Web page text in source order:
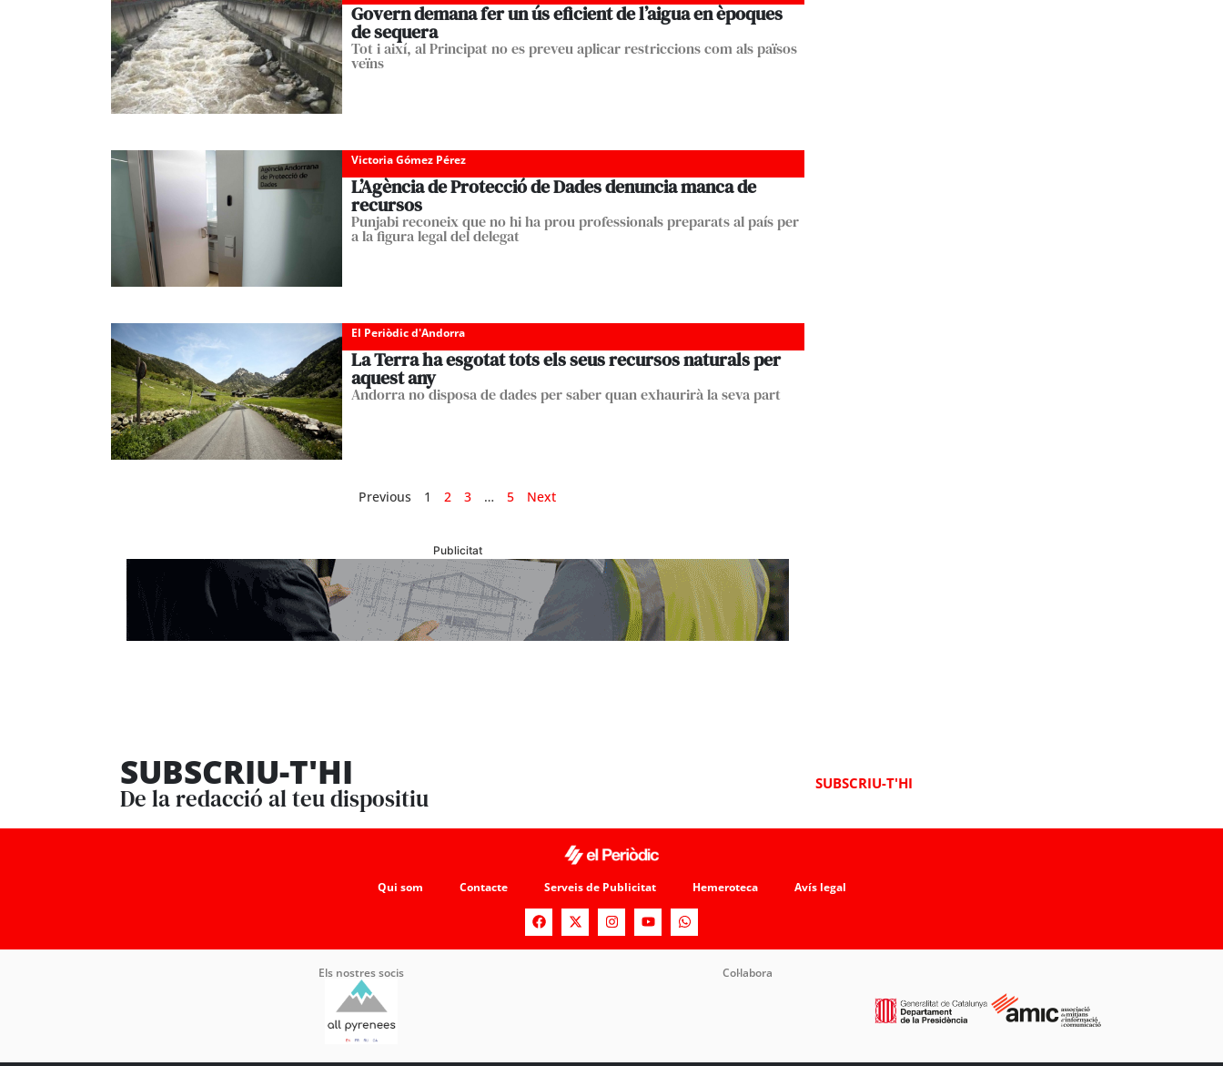
Govern demana fer un ús eficient de l’aigua en èpoques
de sequera
Tot i així, al Principat no es preveu aplicar restriccions com als països
veïns
Victoria Gómez Pérez
L’Agència de Protecció de Dades denuncia manca de
recursos
Punjabi reconeix que no hi ha prou professionals preparats al país per
a la figura legal del delegat
El Periòdic d'Andorra
La Terra ha esgotat tots els seus recursos naturals per
aquest any
Andorra no disposa de dades per saber quan exhaurirà la seva part
Previous 1 2 3 … 5 Next
Publicitat
SUBSCRIU-T'HI
De la redacció al teu dispositiu
SUBSCRIU-T'HI
Qui som Contacte Serveis de Publicitat Hemeroteca Avís legal
Els nostres socis Col·labora